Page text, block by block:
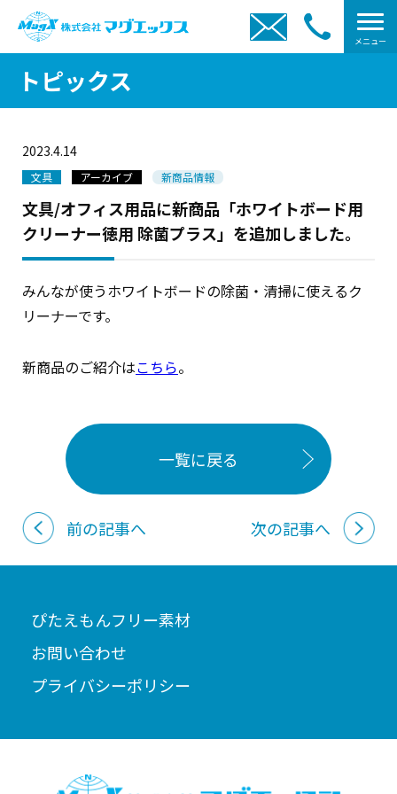
メニュー
トピックス
2023.4.14
文具 アーカイブ 新商品情報
文具/オフィス用品に新商品「ホワイトボード用
クリーナー徳用 除菌プラス」を追加しました。
みんなが使うホワイトボードの除菌・清掃に使えるク
リーナーです。
新商品のご紹介はこちら。
前の記事へ
一覧に戻る
次の記事へ
ぴたえもんフリー素材
お問い合わせ
プライバシーポリシー